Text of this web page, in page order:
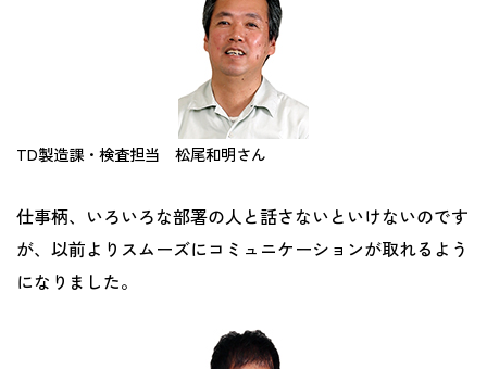
TD製造課・検査担当 松尾和明さん
仕事柄、いろいろな部署の人と話さないといけないのです
が、以前よりスムーズにコミュニケーションが取れるよう
になりました。